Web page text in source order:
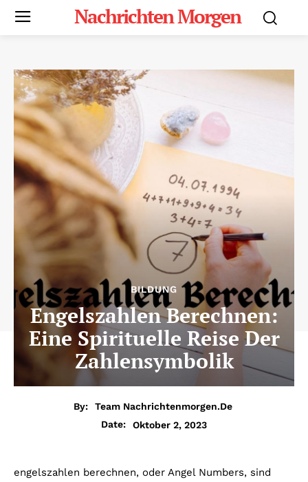
Nachrichten Morgen
BILDUNG
Engelszahlen Berechnen:
Eine Spirituelle Reise Der
Zahlensymbolik
By:
Team Nachrichtenmorgen.de
Date:
Oktober 2, 2023
engelszahlen berechnen, oder Angel Numbers, sind